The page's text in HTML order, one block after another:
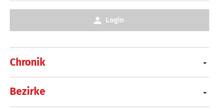
Chronik
Bezirke
Login